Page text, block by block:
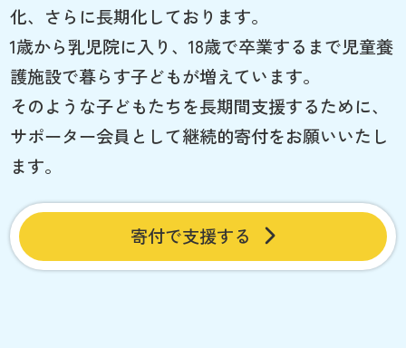
化、さらに長期化しております。
1歳から乳児院に入り、18歳で卒業するまで児童養
護施設で暮らす子どもが増えています。
そのような子どもたちを長期間支援するために、
サポーター会員として継続的寄付をお願いいたし
ます。
寄付で支援する